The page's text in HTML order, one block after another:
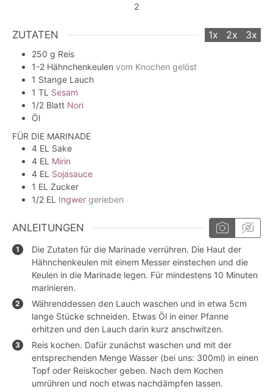
2
ZUTATEN 1x 2x 3x
250 g Reis
1-2 Hähnchenkeulen vom Knochen gelöst
1 Stange Lauch
1 TL Sesam
1/2 Blatt Nori
Öl
FÜR DIE MARINADE
4 EL Sake
4 EL Mirin
4 EL Sojasauce
1 EL Zucker
1/2 EL Ingwer gerieben
ANLEITUNGEN
Die Zutaten für die Marinade verrühren. Die Haut der
Hähnchenkeulen mit einem Messer einstechen und die
Keulen in die Marinade legen. Für mindestens 10 Minuten
marinieren.
Währenddessen den Lauch waschen und in etwa 5cm
lange Stücke schneiden. Etwas Öl in einer Pfanne
erhitzen und den Lauch darin kurz anschwitzen.
Reis kochen. Dafür zunächst waschen und mit der
entsprechenden Menge Wasser (bei uns: 300ml) in einen
Topf oder Reiskocher geben. Nach dem Kochen
umrühren und noch etwas nachdämpfen lassen.